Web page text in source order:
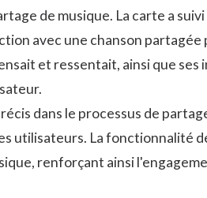
de musique. La carte a
avec une chanson partagée
et ressentait, ainsi que ses
dans le processus de
utilisateurs. La fonctionnalité
renforçant ainsi